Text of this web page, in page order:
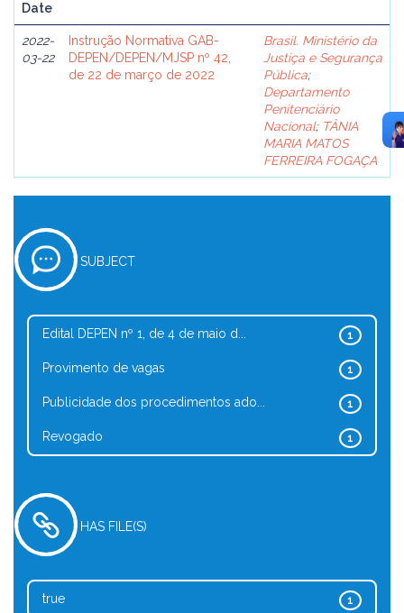
Date
2022-
03-22
Instrução Normativa GAB-
DEPEN/DEPEN/MJSP nº 42,
de 22 de março de 2022
Brasil. Ministério da
Justiça e Segurança
Pública;
Departamento
Penitenciário
Nacional; TÂNIA
MARIA MATOS
FERREIRA FOGAÇA
SUBJECT
1
Edital DEPEN nº 1, de 4 de maio d...
1
Provimento de vagas
1
Publicidade dos procedimentos ado...
1
Revogado
HAS FILE(S)
1
true